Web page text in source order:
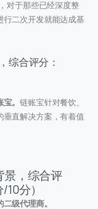
对于那些已经深度整
行二次开发就能达成基
综合评分：
宝。链账宝针对餐饮、
垂直解决方案，有着值
，综合评
分）
级代理商。